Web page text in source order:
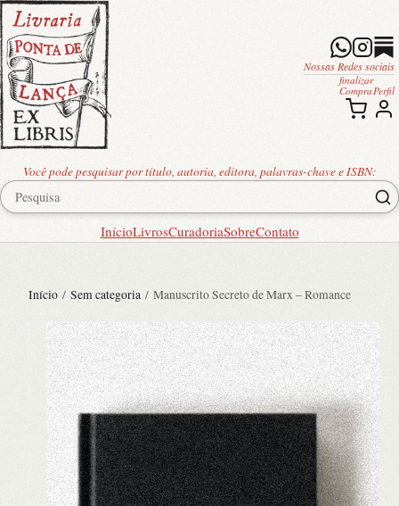
Você pode pesquisar por título, autoria, editora, palavras-chave e ISBN:
InícioLivrosCuradoriaSobreContato
Nossas Redes sociais
finalizar
Compra Perfil
Início / Sem categoria / Manuscrito Secreto de Marx – Romance